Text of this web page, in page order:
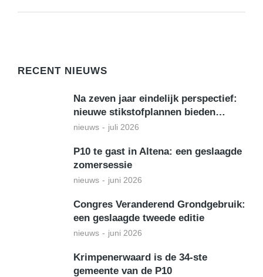
RECENT NIEUWS
Na zeven jaar eindelijk perspectief:
nieuwe stikstofplannen bieden…
nieuws juli 2026
P10 te gast in Altena: een geslaagde
zomersessie
nieuws juni 2026
Congres Veranderend Grondgebruik:
een geslaagde tweede editie
nieuws juni 2026
Krimpenerwaard is de 34-ste
gemeente van de P10